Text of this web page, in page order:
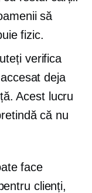
să
fizic.
verifica
deja
Acest lucru
că nu
face
clienți,